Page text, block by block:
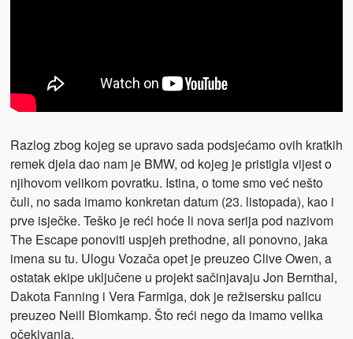
Razlog zbog kojeg se upravo sada podsjećamo ovih kratkih
remek djela dao nam je BMW, od kojeg je pristigla vijest o
njihovom velikom povratku. Istina, o tome smo već nešto
čuli, no sada imamo konkretan datum (23. listopada), kao i
prve isječke. Teško je reći hoće li nova serija pod nazivom
The Escape ponoviti uspjeh prethodne, ali ponovno, jaka
imena su tu. Ulogu Vozača opet je preuzeo Clive Owen, a
ostatak ekipe uključene u projekt sačinjavaju Jon Bernthal,
Dakota Fanning i Vera Farmiga, dok je režisersku palicu
preuzeo Neill Blomkamp. Što reći nego da imamo velika
očekivanja.